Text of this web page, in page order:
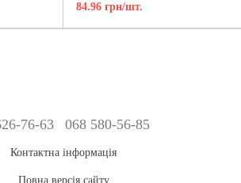
84.96 грн/шт.
76-63 068 580-56-85
Контактна інформація
Повна версія сайту